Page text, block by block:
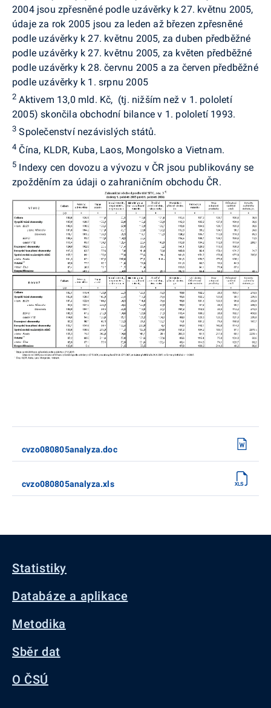
2004 jsou zpřesněné podle uzávěrky k 27. květnu 2005,
údaje za rok 2005 jsou za leden až březen zpřesněné
podle uzávěrky k 27. květnu 2005, za duben předběžné
podle uzávěrky k 27. květnu 2005, za květen předběžné
podle uzávěrky k 28. červnu 2005 a za červen předběžné
podle uzávěrky k 1. srpnu 2005
2 Aktivem 13,0 mld. Kč, (tj. nižším než v 1. pololetí
2005) skončila obchodní bilance v 1. pololetí 1993.
3 Společenství nezávislých států.
4 Čína, KLDR, Kuba, Laos, Mongolsko a Vietnam.
5 Indexy cen dovozu a vývozu v ČR jsou publikovány se
zpožděním za údaji o zahraničním obchodu ČR.
cvzo080805analyza.doc
cvzo080805analyza.xls
Statistiky
Databáze a aplikace
Metodika
Sběr dat
O ČSÚ